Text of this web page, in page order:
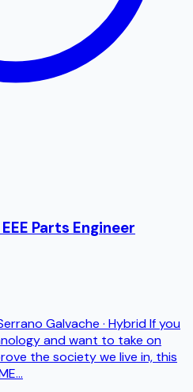
Parts Engineer
Galvache · Hybrid If you
and want to take on
the society we live in, this
...